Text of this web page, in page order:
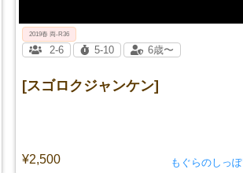
[スゴロクジャンケン]
¥2,500
2019春 両-R36
2-6 5-10 6歳〜
もぐらのしっぽ